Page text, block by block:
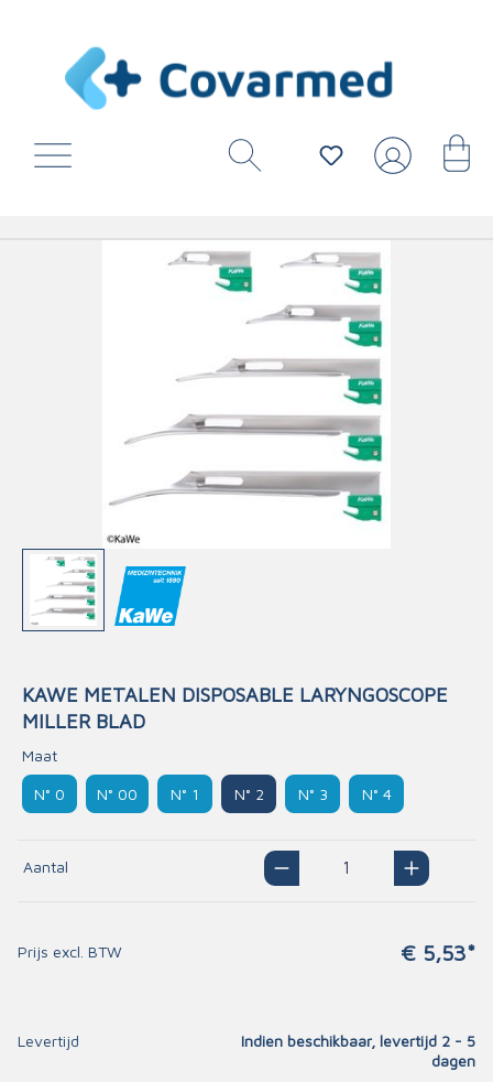
KAWE METALEN DISPOSABLE LARYNGOSCOPE
MILLER BLAD
Maat
N° 0 N° 00 N° 1 N° 2 N° 3 N° 4
Aantal
Prijs excl. BTW € 5,53*
Levertijd
Indien beschikbaar, levertijd 2 - 5
dagen